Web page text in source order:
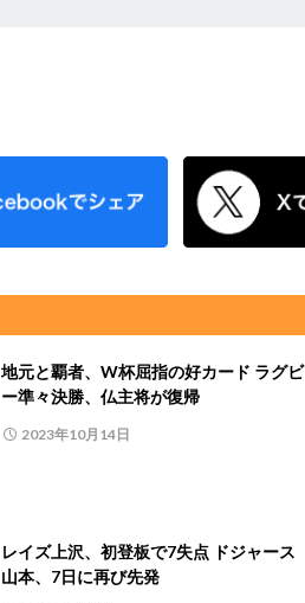
地元と覇者、W杯屈指の好カード ラグビ
ー準々決勝、仏主将が復帰
2023年10月14日
レイズ上沢、初登板で7失点 ドジャース
山本、7日に再び先発